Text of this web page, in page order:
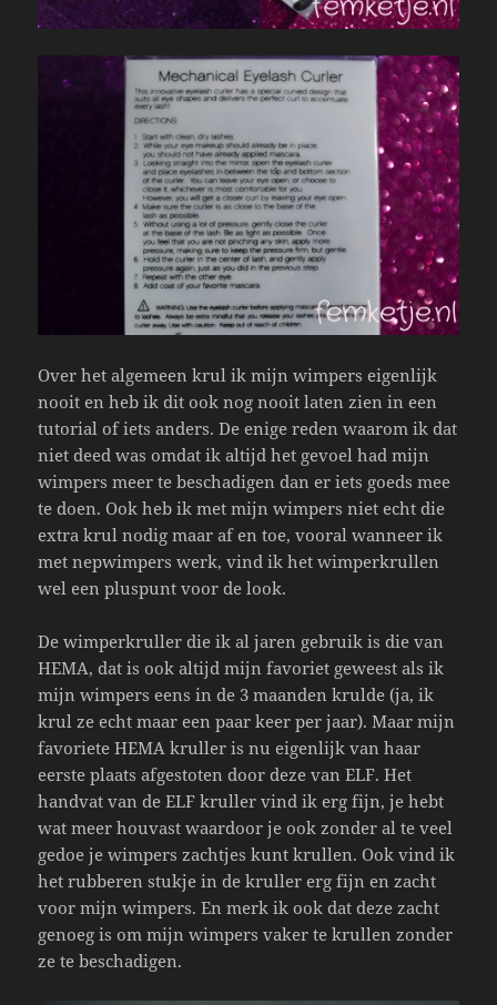
Over het algemeen krul ik mijn wimpers eigenlijk
nooit en heb ik dit ook nog nooit laten zien in een
tutorial of iets anders. De enige reden waarom ik dat
niet deed was omdat ik altijd het gevoel had mijn
wimpers meer te beschadigen dan er iets goeds mee
te doen. Ook heb ik met mijn wimpers niet echt die
extra krul nodig maar af en toe, vooral wanneer ik
met nepwimpers werk, vind ik het wimperkrullen
wel een pluspunt voor de look.
De wimperkruller die ik al jaren gebruik is die van
HEMA, dat is ook altijd mijn favoriet geweest als ik
mijn wimpers eens in de 3 maanden krulde (ja, ik
krul ze echt maar een paar keer per jaar). Maar mijn
favoriete HEMA kruller is nu eigenlijk van haar
eerste plaats afgestoten door deze van ELF. Het
handvat van de ELF kruller vind ik erg fijn, je hebt
wat meer houvast waardoor je ook zonder al te veel
gedoe je wimpers zachtjes kunt krullen. Ook vind ik
het rubberen stukje in de kruller erg fijn en zacht
voor mijn wimpers. En merk ik ook dat deze zacht
genoeg is om mijn wimpers vaker te krullen zonder
ze te beschadigen.